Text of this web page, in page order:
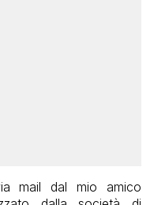
mail dal mio amico